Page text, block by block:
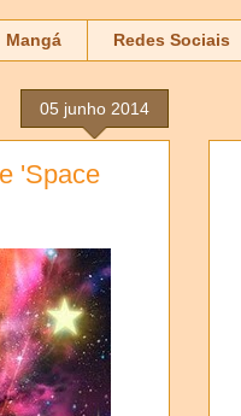
Mangá Redes Sociais
05 junho 2014
'Space